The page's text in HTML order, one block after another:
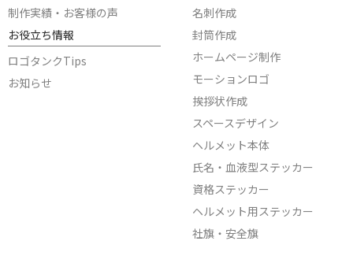
制作実績・お客様の声
お役立ち情報
ロゴタンクTips
お知らせ
名刺作成
封筒作成
ホームページ制作
モーションロゴ
挨拶状作成
スペースデザイン
ヘルメット本体
氏名・血液型ステッカー
資格ステッカー
ヘルメット用ステッカー
社旗・安全旗